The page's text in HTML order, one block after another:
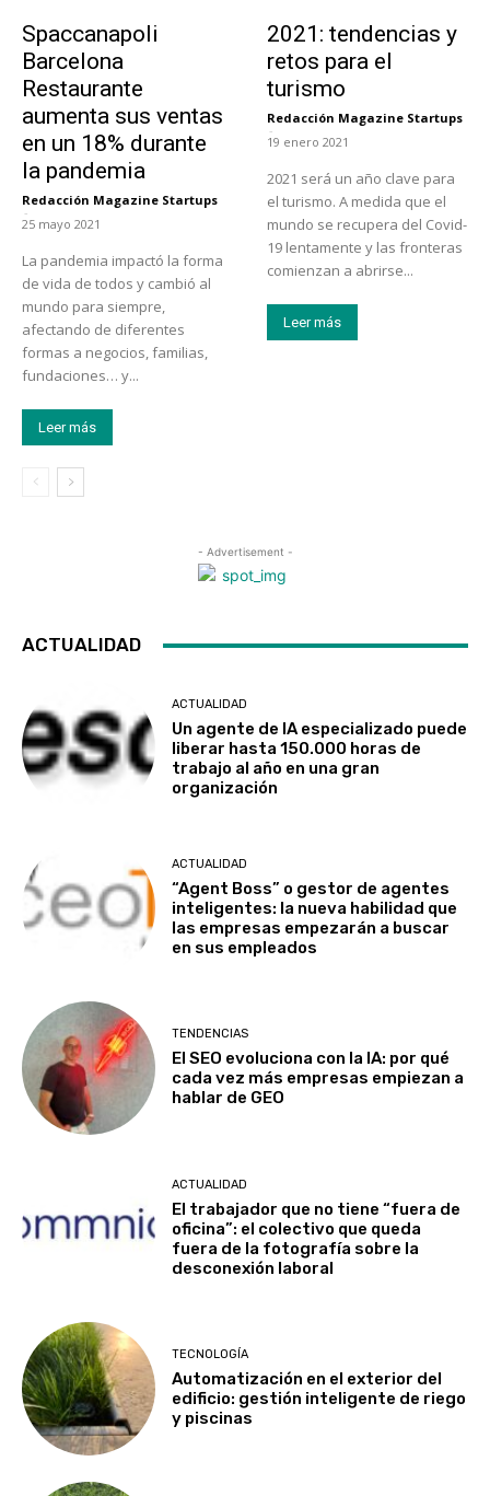
Spaccanapoli
Barcelona
Restaurante
aumenta sus ventas
en un 18% durante
la pandemia
Redacción Magazine Startups
-
25 mayo 2021
La pandemia impactó la forma
de vida de todos y cambió al
mundo para siempre,
afectando de diferentes
formas a negocios, familias,
fundaciones… y...
Leer más
2021: tendencias y
retos para el
turismo
Redacción Magazine Startups
-
19 enero 2021
2021 será un año clave para
el turismo. A medida que el
mundo se recupera del Covid-
19 lentamente y las fronteras
comienzan a abrirse...
Leer más
- Advertisement -
ACTUALIDAD
ACTUALIDAD
Un agente de IA especializado puede
liberar hasta 150.000 horas de
trabajo al año en una gran
organización
ACTUALIDAD
“Agent Boss” o gestor de agentes
inteligentes: la nueva habilidad que
las empresas empezarán a buscar
en sus empleados
TENDENCIAS
El SEO evoluciona con la IA: por qué
cada vez más empresas empiezan a
hablar de GEO
ACTUALIDAD
El trabajador que no tiene “fuera de
oficina”: el colectivo que queda
fuera de la fotografía sobre la
desconexión laboral
TECNOLOGÍA
Automatización en el exterior del
edificio: gestión inteligente de riego
y piscinas